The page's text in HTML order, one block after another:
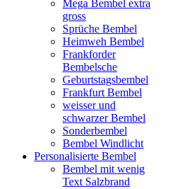
Mega Bembel extra
gross
Sprüche Bembel
Heimweh Bembel
Frankforder
Bembelsche
Geburtstagsbembel
Frankfurt Bembel
weisser und
schwarzer Bembel
Sonderbembel
Bembel Windlicht
Personalisierte Bembel
Bembel mit wenig
Text Salzbrand